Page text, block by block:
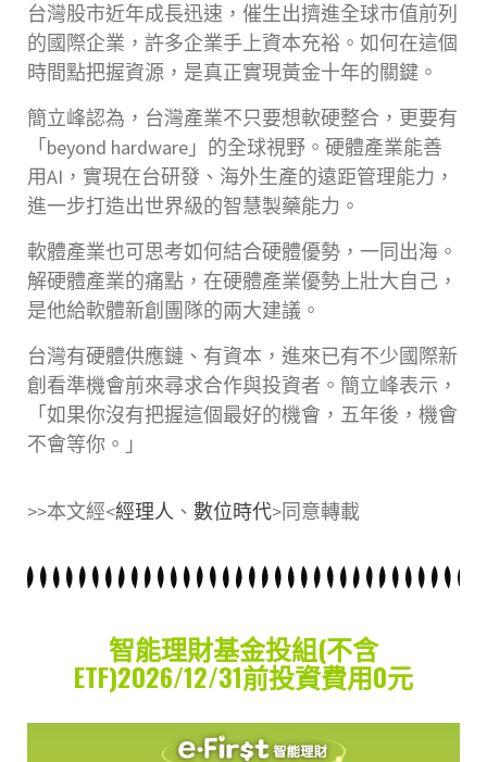
台灣股市近年成長迅速，催生出擠進全球市值前列
的國際企業，許多企業手上資本充裕。如何在這個
時間點把握資源，是真正實現黃金十年的關鍵。
簡立峰認為，台灣產業不只要想軟硬整合，更要有
「beyond hardware」的全球視野。硬體產業能善
用AI，實現在台研發、海外生產的遠距管理能力，
進一步打造出世界級的智慧製藥能力。
軟體產業也可思考如何結合硬體優勢，一同出海。
解硬體產業的痛點，在硬體產業優勢上壯大自己，
是他給軟體新創團隊的兩大建議。
台灣有硬體供應鏈、有資本，進來已有不少國際新
創看準機會前來尋求合作與投資者。簡立峰表示，
「如果你沒有把握這個最好的機會，五年後，機會
不會等你。」
>>本文經<經理人 、 數位時代>同意轉載
智能理財基金投組(不含
ETF)2026/12/31前投資費用0元